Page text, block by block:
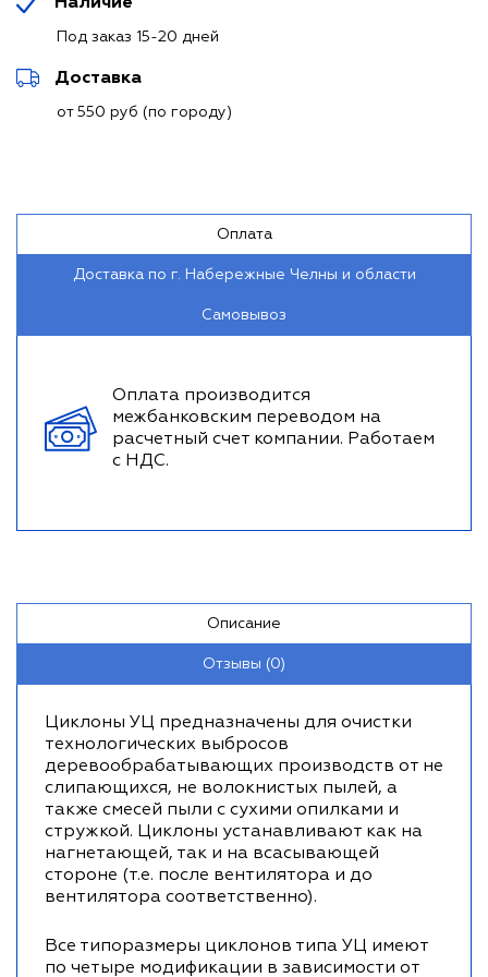
Под заказ 15-20 дней
Доставка
от 550 руб (по городу)
Оплата
Доставка по г. Набережные Челны и области
Самовывоз
Оплата производится
межбанковским переводом на
расчетный счет компании. Работаем
с НДС.
Описание
Отзывы (0)
Циклоны УЦ предназначены для очистки
технологических выбросов
деревообрабатывающих производств от не
слипающихся, не волокнистых пылей, а
также смесей пыли с сухими опилками и
стружкой. Циклоны устанавливают как на
нагнетающей, так и на всасывающей
стороне (т.е. после вентилятора и до
вентилятора соответственно).
Все типоразмеры циклонов типа УЦ имеют
по четыре модификации в зависимости от